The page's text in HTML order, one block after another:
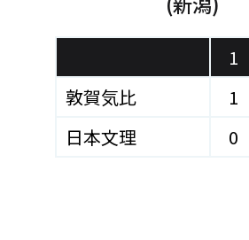
1
敦賀気比
1
日本文理
0